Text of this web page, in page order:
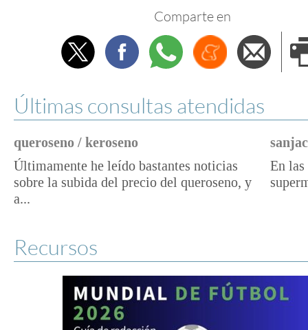
Comparte en
TwitterFacebookWhatsappMenéame
Últimas consultas atendidas
queroseno / keroseno
Últimamente he leído bastantes noticias
sobre la subida del precio del queroseno, y
a...
En las
Recursos